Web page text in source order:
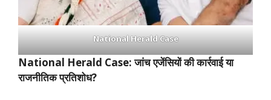
National Herald Case
National Herald Case: जांच एजेंसियों की कार्रवाई या
राजनीतिक प्रतिशोध?